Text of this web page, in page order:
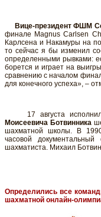
Вице-президент ФШМ
финале Magnus Carlsen
Карлсена и Накамуры на
то сейчас я бы изменил
определенными рывками:
борется и играет на
сравнению с началом
для конечного успеха», –
17 августа
Моисеевича Ботвинника
шахматной школы. В
часовой
шахматиста. Михаил
Определились все
шахматной онлайн-